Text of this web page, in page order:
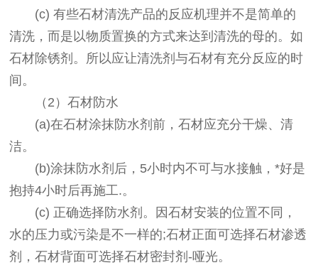
(c) 有些石材清洗产品的反应机理并不是简单的
清洗，而是以物质置换的方式来达到清洗的母的。如
石材除锈剂。所以应让清洗剂与石材有充分反应的时
间。
（2）石材防水
(a)在石材涂抹防水剂前，石材应充分干燥、清
洁。
(b)涂抹防水剂后，5小时内不可与水接触，*好是
抱持4小时后再施工.。
(c) 正确选择防水剂。因石材安装的位置不同，
水的压力或污染是不一样的;石材正面可选择石材渗透
剂，石材背面可选择石材密封剂-哑光。